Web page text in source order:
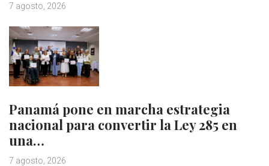
7 agosto, 2026
Panamá pone en marcha estrategia
nacional para convertir la Ley 285 en
una…
7 agosto, 2026